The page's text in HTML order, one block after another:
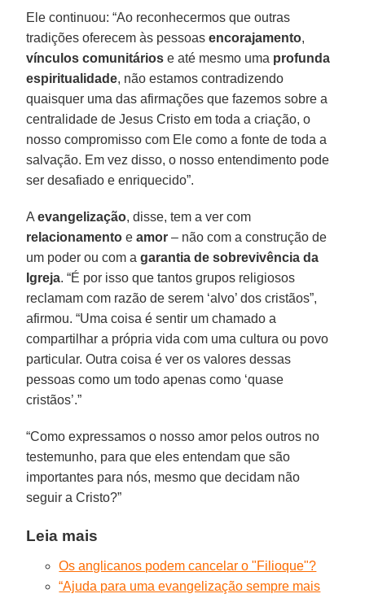
Ele continuou: “Ao reconhecermos que outras
tradições oferecem às pessoasencorajamento,
vínculos comunitários e até mesmo uma profunda
espiritualidade, não estamos contradizendo
quaisquer uma das afirmações que fazemos sobre a
centralidade de Jesus Cristo em toda a criação, o
nosso compromisso com Ele como a fonte de toda a
salvação. Em vez disso, o nosso entendimento pode
ser desafiado e enriquecido”.
Aevangelização, disse, tem a ver com
relacionamentoe amor – não com a construção de
um poder ou com agarantia de sobrevivência da
Igreja. “É por isso que tantos grupos religiosos
reclamam com razão de serem ‘alvo’ dos cristãos”,
afirmou. “Uma coisa é sentir um chamado a
compartilhar a própria vida com uma cultura ou povo
particular. Outra coisa é ver os valores dessas
pessoas como um todo apenas como ‘quase
cristãos’.”
“Como expressamos o nosso amor pelos outros no
testemunho, para que eles entendam que são
importantes para nós, mesmo que decidam não
seguir a Cristo?”
Leia mais
Os anglicanos podem cancelar o "Filioque"?
“Ajuda para uma evangelização sempre mais